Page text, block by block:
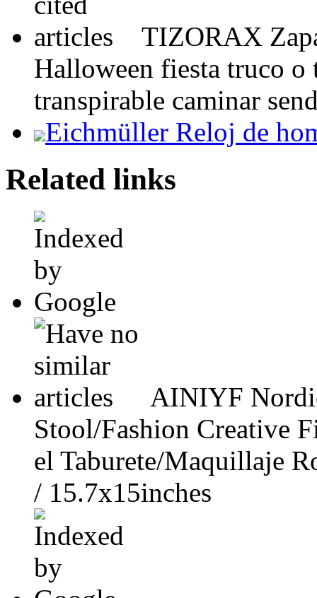
TIZORAX
Halloween fiesta truco o
transpirable caminar
Eichmüller Reloj de
Related links
AINIYF
Stool/Fashion Creative
el Taburete/Maquillaje
/ 15.7x15inches